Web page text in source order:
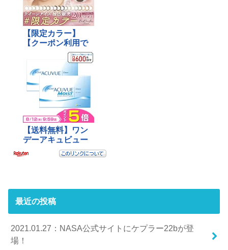
最近の投稿
2021.01.27：NASA公式サイトにケプラー22bが登
場！